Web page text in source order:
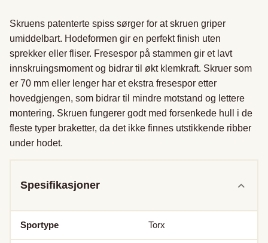
Skruens patenterte spiss sørger for at skruen griper
umiddelbart. Hodeformen gir en perfekt finish uten
sprekker eller fliser. Fresespor på stammen gir et lavt
innskruingsmoment og bidrar til økt klemkraft. Skruer som
er 70 mm eller lenger har et ekstra fresespor etter
hovedgjengen, som bidrar til mindre motstand og lettere
montering. Skruen fungerer godt med forsenkede hull i de
fleste typer braketter, da det ikke finnes utstikkende ribber
under hodet.
Spesifikasjoner
Sportype Torx